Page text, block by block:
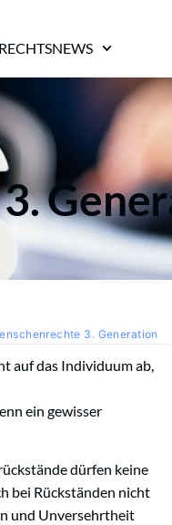
RECHTSNEWS
3. Generation
auf das Individuum ab,
ein gewisser
dürfen keine
bei Rückständen nicht
und Unversehrtheit